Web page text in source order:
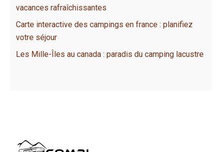
vacances rafraîchissantes
Carte interactive des campings en france : planifiez
votre séjour
Les Mille-Îles au canada : paradis du camping lacustre